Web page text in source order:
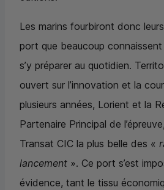
Les marins fourbiront donc
port que beaucoup
s’y préparer au quotidien.
ouvert sur l’innovation et la
plusieurs années, Lorient et la
Partenaire Principal de
Transat CIC la plus belle des «
lancement ». Ce port s’est
évidence, tant le tissu